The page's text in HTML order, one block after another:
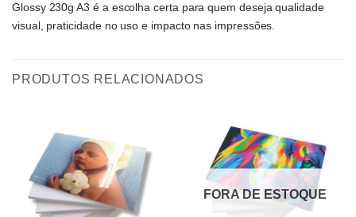
Glossy 230g A3 é a escolha certa para quem deseja qualidade
visual, praticidade no uso e impacto nas impressões.
PRODUTOS RELACIONADOS
FORA DE ESTOQUE